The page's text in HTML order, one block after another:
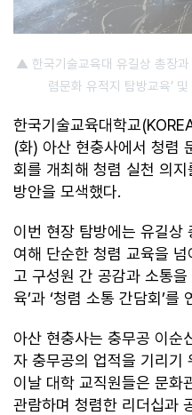
▲ 한국기술교육대 유길상 총장
렴문화 유적지 탐방교육’
한국기술교육대학교
(화) 아산 현충사에서 청렴
회를 개최해 청렴 실천 의
방안을 모색했다.
이번 현장 탐방에는 유길상
여해 단순한 청렴 교육을
고 구성원 간 공감과 소통
육’과 ‘청렴 소통 간담회’를
아산 현충사는 충무공 이순
자 충무공의 업적을 기리기
이날 대학 교직원들은 문화
관람하며 청렴한 리더십과